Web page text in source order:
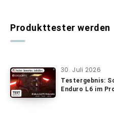
Produkttester werden
30. Juli 2026
Testergebnis:
Enduro L6 im